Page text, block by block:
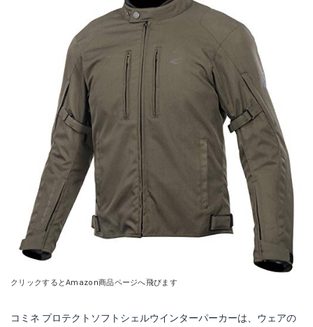
クリックするとAmazon商品ページへ飛びます
コミネ プロテクトソフトシェルウインターパーカーは、ウェアの